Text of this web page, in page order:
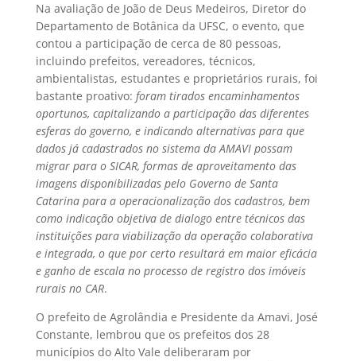
Na avaliação de João de Deus Medeiros, Diretor do
Departamento de Botânica da UFSC, o evento, que
contou a participação de cerca de 80 pessoas,
incluindo prefeitos, vereadores, técnicos,
ambientalistas, estudantes e proprietários rurais, foi
bastante proativo:  foram tirados encaminhamentos
oportunos, capitalizando a participação das diferentes
esferas do governo, e indicando alternativas para que
dados já cadastrados no sistema da AMAVI possam
migrar para o SICAR, formas de aproveitamento das
imagens disponibilizadas pelo Governo de Santa
Catarina para a operacionalização dos cadastros, bem
como indicação objetiva de dialogo entre técnicos das
instituições para viabilização da operação colaborativa
e integrada, o que por certo resultará em maior eficácia
e ganho de escala no processo de registro dos imóveis
rurais no CAR.
O prefeito de Agrolândia e Presidente da Amavi, José
Constante, lembrou que os prefeitos dos 28
municípios do Alto Vale deliberaram por